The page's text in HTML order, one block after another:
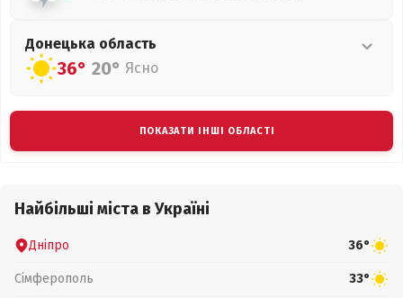
Донецька область
36° 20° Ясно
ПОКАЗАТИ ІНШІ ОБЛАСТІ
Найбільші міста в Україні
Дніпро 36°
Сімферополь 33°